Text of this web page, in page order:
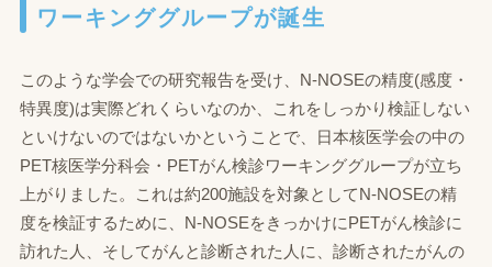
ワーキンググループが誕生
このような学会での研究報告を受け、N‐NOSEの精度(感度・
特異度)は実際どれくらいなのか、これをしっかり検証しない
といけないのではないかということで、日本核医学会の中の
PET核医学分科会・PETがん検診ワーキンググループが立ち
上がりました。これは約200施設を対象としてN‐NOSEの精
度を検証するために、N‐NOSEをきっかけにPETがん検診に
訪れた人、そしてがんと診断された人に、診断されたがんの